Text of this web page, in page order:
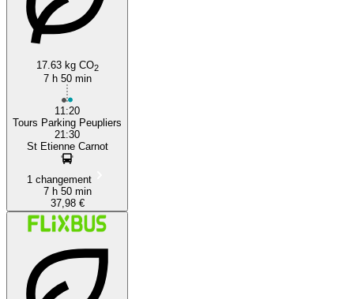
17.63 kg CO2
7 h 50 min
11:20
Tours Parking Peupliers
21:30
St Etienne Carnot
1 changement
7 h 50 min
37,98 €